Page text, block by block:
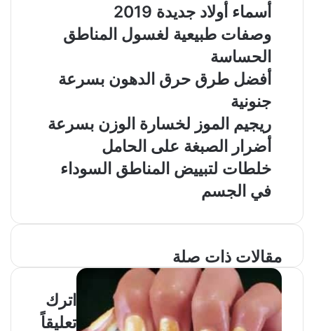
أسماء أولاد جديدة 2019
وصفات طبيعية لغسول المناطق
الحساسة
أفضل طرق حرق الدهون بسرعة
جنونية
ريجيم الموز لخسارة الوزن بسرعة
أضرار الصبغة على الحامل
خلطات لتبييض المناطق السوداء
في الجسم
مقالات ذات صلة
اترك
تعليقاً